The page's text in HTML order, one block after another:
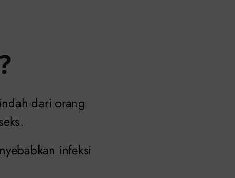
dari orang
infeksi